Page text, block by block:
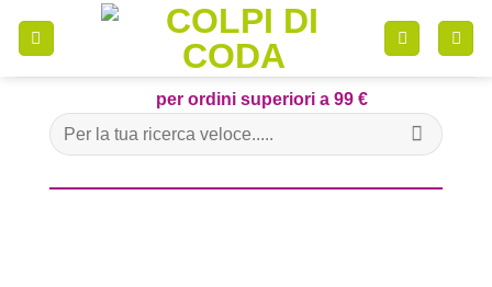
per ordini superiori a 99 €
Cerca: